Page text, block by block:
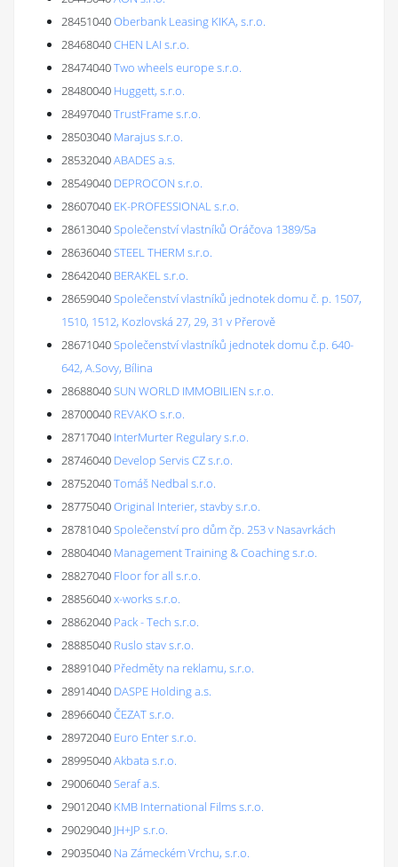
28451040Oberbank Leasing KIKA, s.r.o.
28468040CHEN LAI s.r.o.
28474040Two wheels europe s.r.o.
28480040 Huggett, s.r.o.
28497040TrustFrame s.r.o.
28503040 Marajus s.r.o.
28532040ABADES a.s.
28549040 DEPROCON s.r.o.
28607040 EK-PROFESSIONAL s.r.o.
28613040Společenství vlastníků Oráčova 1389/5a
28636040STEEL THERM s.r.o.
28642040 BERAKEL s.r.o.
28659040Společenství vlastníků jednotek domu č. p. 1507,
1510, 1512, Kozlovská 27, 29, 31 v Přerově
28671040Společenství vlastníků jednotek domu č.p. 640-
642, A.Sovy, Bílina
28688040SUN WORLD IMMOBILIEN s.r.o.
28700040 REVAKO s.r.o.
28717040 InterMurter Regulary s.r.o.
28746040 Develop Servis CZ s.r.o.
28752040Tomáš Nedbal s.r.o.
28775040Original Interier, stavby s.r.o.
28781040Společenství pro dům čp. 253 v Nasavrkách
28804040 Management Training & Coaching s.r.o.
28827040 Floor for all s.r.o.
28856040x-works s.r.o.
28862040 Pack - Tech s.r.o.
28885040 Ruslo stav s.r.o.
28891040 Předměty na reklamu, s.r.o.
28914040 DASPE Holding a.s.
28966040ČEZAT s.r.o.
28972040 Euro Enter s.r.o.
28995040Akbata s.r.o.
29006040Seraf a.s.
29012040 KMB International Films s.r.o.
29029040 JH+JP s.r.o.
29035040 Na Zámeckém Vrchu, s.r.o.